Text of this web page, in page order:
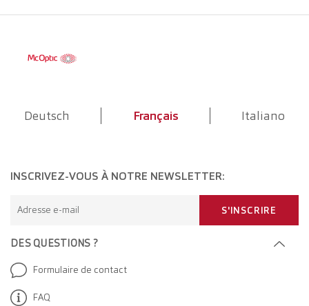
Deutsch Français Italiano
DES QUESTIONS ?
Formulaire de contact
FAQ
INSCRIVEZ-VOUS À NOTRE NEWSLETTER:
Adresse e-mail S'INSCRIRE